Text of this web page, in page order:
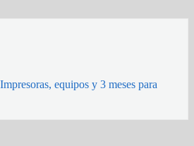
equipos y 3 meses para